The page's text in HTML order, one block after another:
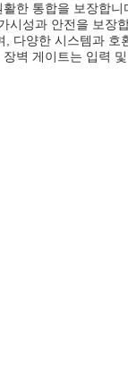
한 통합을 보장합니
시성과 안전을 보장
다양한 시스템과 호
벽 게이트는 입력